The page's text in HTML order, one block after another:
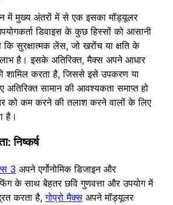
में मुख्य अंतरों में से एक इसका मॉड्यूलर
डिवाइस के कुछ हिस्सों को आसानी
सुरक्षात्मक लेंस, जो खरोंच या क्षति के
है। इसके अतिरिक्त, मैक्स अपने आधार
शामिल करता है, जिससे इसे उपकरण या
सामान की आवश्यकता समाप्त हो
को कम करने की तलाश करने वालों के लिए
है।
निष्कर्ष
3 अपने एर्गोनोमिक डिजाइन और
के साथ बेहतर छवि गुणवत्ता और उपयोग में
करता है,गोप्रो मैक्स अपने मॉड्यूलर